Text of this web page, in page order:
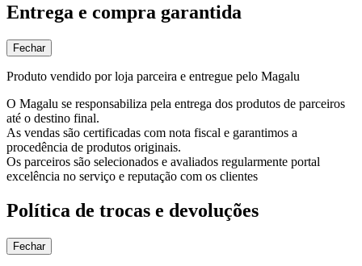
Entrega e compra garantida
Fechar
Produto vendido por loja parceira e entregue pelo Magalu
O Magalu se responsabiliza pela entrega dos produtos de parceiros
até o destino final.
As vendas são certificadas com nota fiscal e garantimos a
procedência de produtos originais.
Os parceiros são selecionados e avaliados regularmente portal
excelência no serviço e reputação com os clientes
Política de trocas e devoluções
Fechar